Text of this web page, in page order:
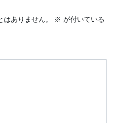
ありません。 ※ が付いている